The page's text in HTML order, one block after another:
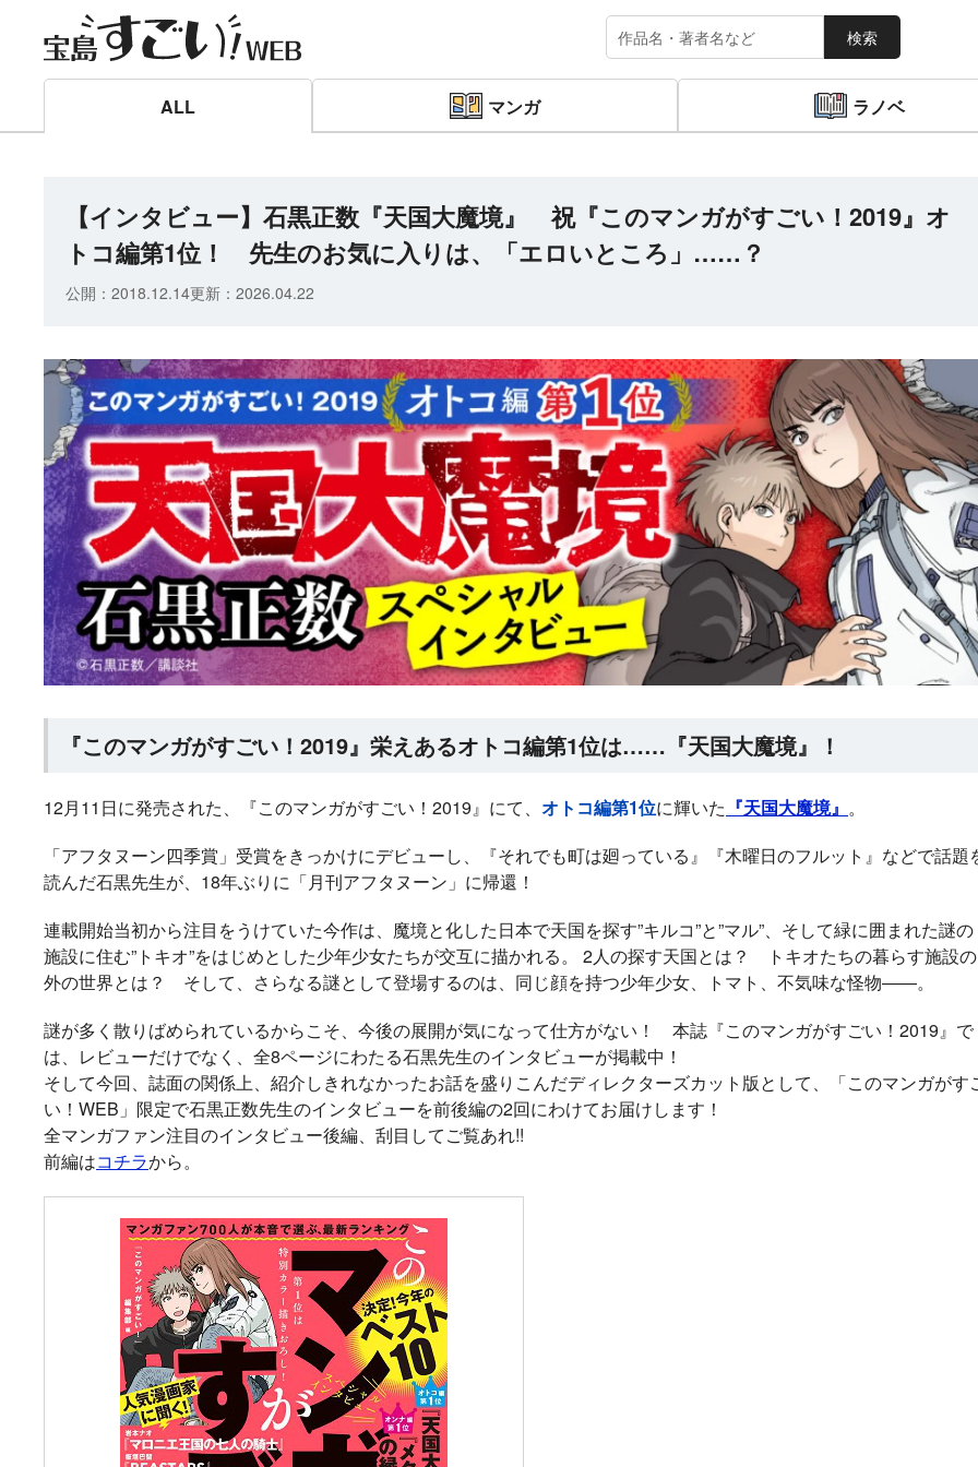
検索
ラノベ
魔法少女育成計画
2026年秋、TVアニ
メ『魔法少女育成計
定！
マンガ
愛蔵版 花ぶらん
こゆれて
紙で復刊！
マンガ
【試し読み】異世
界でも鍵屋さん
タジー、最終第10巻
好評発売中！
小説
ヒミコの暗号
（上）
売中！
ラノベ
女神「異世界転生
何になりたいです
肋骨で」 新装版
賞受賞作。
ALL マンガ ラノベ
【インタビュー】石黒正数『天国大魔境』 祝『このマンガがすごい！2019』オ
トコ編第1位！ 先生のお気に入りは、「エロいところ」……？
公開： 2018.12.14更新： 2026.04.22
『このマンガがすごい！2019』栄えあるオトコ編第1位は……『天国大魔境』！
12月11日に発売された、『このマンガがすごい！2019』にて、 オトコ編第1位に輝いた 『天国大魔境』 。
「アフタヌーン四季賞」受賞をきっかけにデビューし、『それでも町は廻っている』『木曜日のフルット』などで話題
読んだ石黒先生が、18年ぶりに「月刊アフタヌーン」に帰還！
連載開始当初から注目をうけていた今作は、魔境と化した日本で天国を探す”キルコ”と”マル”、そして緑に囲まれた謎の
施設に住む”トキオ”をはじめとした少年少女たちが交互に描かれる。 2人の探す天国とは？ トキオたちの暮らす施設の
外の世界とは？ そして、さらなる謎として登場するのは、同じ顔を持つ少年少女、トマト、不気味な怪物――。
謎が多く散りばめられているからこそ、今後の展開が気になって仕方がない！ 本誌『このマンガがすごい！2019』で
は、レビューだけでなく、全8ページにわたる石黒先生のインタビューが掲載中！
そして今回、誌面の関係上、紹介しきれなかったお話を盛りこんだディレクターズカット版として、「このマンガがす
い！WEB」限定で石黒正数先生のインタビューを前後編の2回にわけてお届けします！
全マンガファン注目のインタビュー後編、刮目してご覧あれ!!
前編はコチラから。